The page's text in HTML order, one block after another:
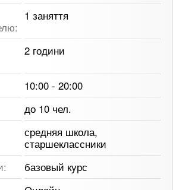
1 заняття
2 години
10:00 - 20:00
до 10 чел.
средняя школа,
старшеклассники
базовый курс